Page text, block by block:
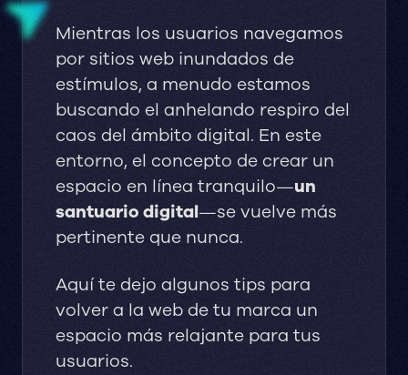
Mientras los usuarios navegamos
por sitios web inundados de
estímulos, a menudo estamos
buscando el anhelando respiro del
caos del ámbito digital. En este
entorno, el concepto de crear un
espacio en línea tranquilo—un
santuario digital—se vuelve más
pertinente que nunca.
Aquí te dejo algunos tips para
volver a la web de tu marca un
espacio más relajante para tus
usuarios.